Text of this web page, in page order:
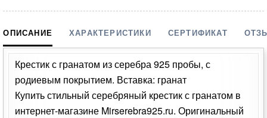
ОПИСАНИЕ ХАРАКТЕРИСТИКИ СЕРТИФИКАТ
Крестик с гранатом из серебра 925 пробы, с
родиевым покрытием. Вставка: гранат
Купить стильный серебряный крестик с гранатом в
интернет-магазине Mirserebra925.ru. Оригинальный